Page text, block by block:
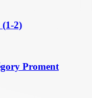
(1-2)
Proment